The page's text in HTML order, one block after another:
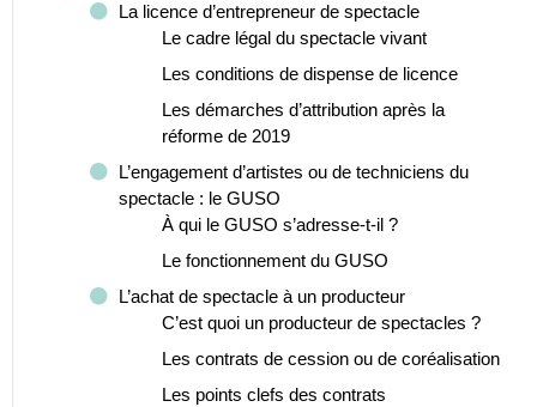
La licence d’entrepreneur de spectacle
Le cadre légal du spectacle vivant
Les conditions de dispense de licence
Les démarches d’attribution après la
réforme de 2019
L’engagement d’artistes ou de techniciens du
spectacle : le GUSO
À qui le GUSO s’adresse-t-il ?
Le fonctionnement du GUSO
L’achat de spectacle à un producteur
C’est quoi un producteur de spectacles ?
Les contrats de cession ou de coréalisation
Les points clefs des contrats